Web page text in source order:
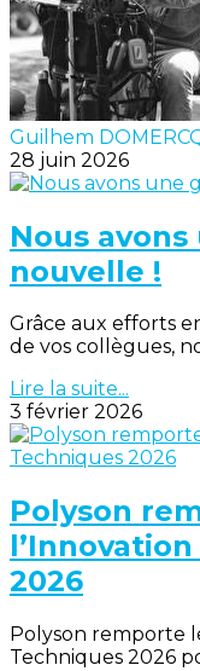
Guilhem
28 juin 2026
Nous
nouvelle !
Grâce aux efforts
de vos collègues,
Lire la suite...
3 février 2026
Polyson
2026
Polyson remporte
Techniques 2026